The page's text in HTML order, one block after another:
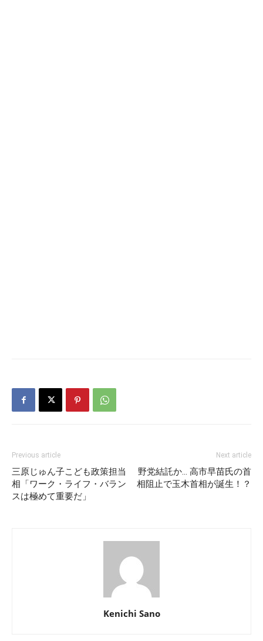
Previous article
三原じゅん子こども政策担当
相「ワーク・ライフ・バラン
スは極めて重要だ」
Next article
野党結託か… 高市早苗氏の首
相阻止で玉木首相が誕生！？
Kenichi Sano